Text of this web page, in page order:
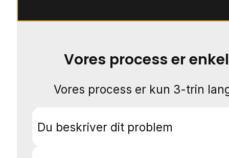
Vores process er enkel
Vores process er kun 3-trin
Du beskriver dit problem